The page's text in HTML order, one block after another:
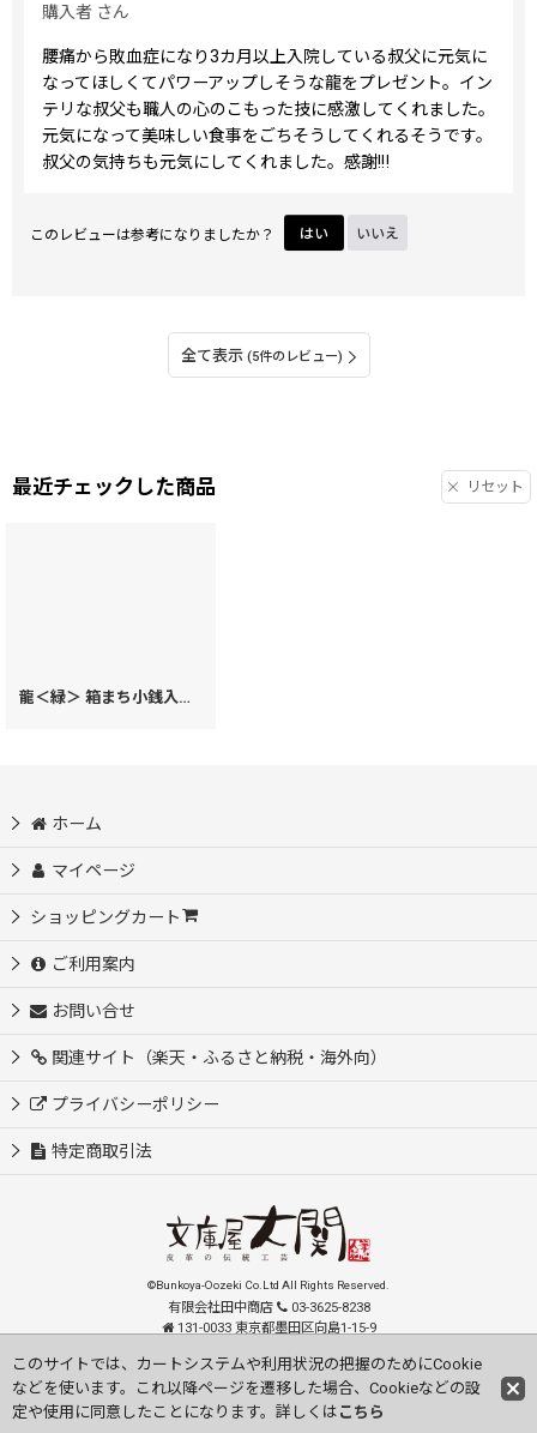
購入者 さん
腰痛から敗血症になり3カ月以上入院している叔父に元気に
なってほしくてパワーアップしそうな龍をプレゼント。イン
テリな叔父も職人の心のこもった技に感激してくれました。
元気になって美味しい食事をごちそうしてくれるそうです。
叔父の気持ちも元気にしてくれました。感謝!‼️
このレビューは参考になりましたか？ はい いいえ
全て表示 (5件のレビュー)
最近チェックした商品 リセット
龍＜緑＞ 箱まち小銭入れ［t］
ホーム
マイページ
ショッピングカート
ご利用案内
お問い合せ
関連サイト（楽天・ふるさと納税・海外向）
プライバシーポリシー
特定商取引法
©Bunkoya-Oozeki Co.Ltd All Rights Reserved.
有限会社田中商店
03-3625-8238
131-0033 東京都墨田区向島1-15-9
Visit our English Store
このサイトでは、カートシステムや利用状況の把握のためにCookie
などを使います。これ以降ページを遷移した場合、Cookieなどの設
定や使用に同意したことになります。詳しくは こちら